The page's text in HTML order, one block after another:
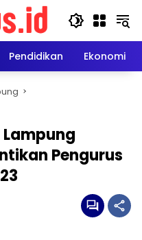
Pendidikan Ekonomi
Lampung
Pengurus